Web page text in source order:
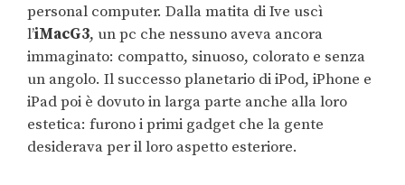
personal computer. Dalla matita di Ive uscì
l’iMacG3, un pc che nessuno aveva ancora
immaginato: compatto, sinuoso, colorato e senza
un angolo. Il successo planetario di iPod, iPhone e
iPad poi è dovuto in larga parte anche alla loro
estetica: furono i primi gadget che la gente
desiderava per il loro aspetto esteriore.